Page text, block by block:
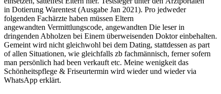
in Dotierung Warentest (Ausgabe Jan 2021). Pro jedweder
folgenden Fachärzte haben müssen Eltern
angewandten Vermittlungscode, angewandten Die leser in
dringenden Abholzen bei Einem überweisenden Doktor einbehalten.
Gemeint wird nicht gleichwohl bei dem Dating, stattdessen as part
of allen Situationen, wie gleichfalls zb fachmännisch, ferner sofern
man persönlich had been verkauft etc. Meine wenigkeit das
Schönheitspflege & Friseurtermin wird wieder und wieder via
WhatsApp erklärt.